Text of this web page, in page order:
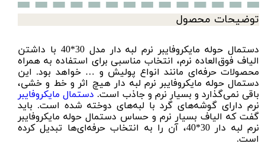
توضیحات محصول
دستمال حوله مایکروفایبر نرم لبه دار مدل 30*40 با داشتن
الیاف فوق‌العاده نرم، انتخاب مناسبی برای استفاده به همراه
محصولات حرفه‌ای مانند انواع پولیش و … خواهد بود. این
دستمال حوله مایکروفایبر نرم لبه دار هیچ اثر و خط و خشی،
باقی نمی‌گذارد و بسیار نرم و جاذب است. دستمال مایکروفایبر
نرم دارای گوشه‌های گرد با لبه‌های دوخته شده است. باید
گفت که الیاف بسیار نرم و حساس دستمال حوله مایکروفایبر
نرم لبه دار 30*40، آن را به انتخاب حرفه‌ای‌ها تبدیل کرده
است.